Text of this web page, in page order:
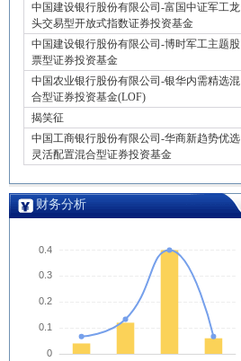
中国建设银行股份有限公司-富国中证军工龙
头交易型开放式指数证券投资基金
中国建设银行股份有限公司-博时军工主题股
票型证券投资基金
中国农业银行股份有限公司-银华内需精选混
合型证券投资基金(LOF)
揭笑征
中国工商银行股份有限公司-华商新趋势优选
灵活配置混合型证券投资基金
财务分析